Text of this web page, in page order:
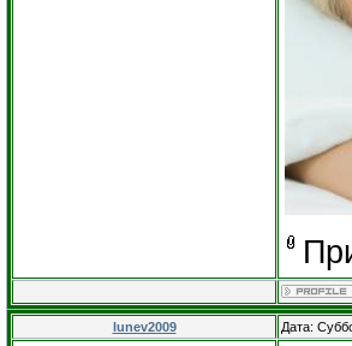
lunev2009 Дата: